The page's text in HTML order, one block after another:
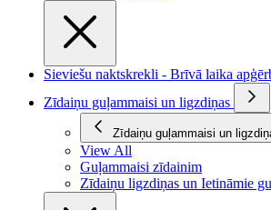
Sieviešu naktskrekli - Brīvā laika
Zīdaiņu guļammaisi un ligzdiņas
Zīdaiņu guļammaisi un
View All
Guļammaisi zīdainim
Zīdaiņu ligzdiņas un Ietināmie